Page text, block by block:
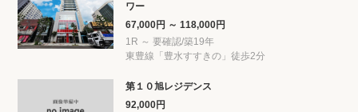
ワー
67,000円 ～ 118,000円
1R ～ 要確認/築19年
東豊線「豊水すすきの」徒歩2分
第１０旭レジデンス
92,000円